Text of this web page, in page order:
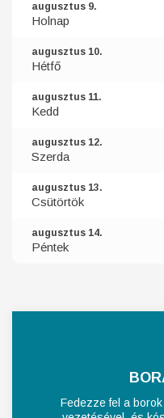
augusztus 9.
Holnap
augusztus 10.
Hétfő
augusztus 11.
Kedd
augusztus 12.
Szerda
augusztus 13.
Csütörtök
augusztus 14.
Péntek
Fedezze fel a